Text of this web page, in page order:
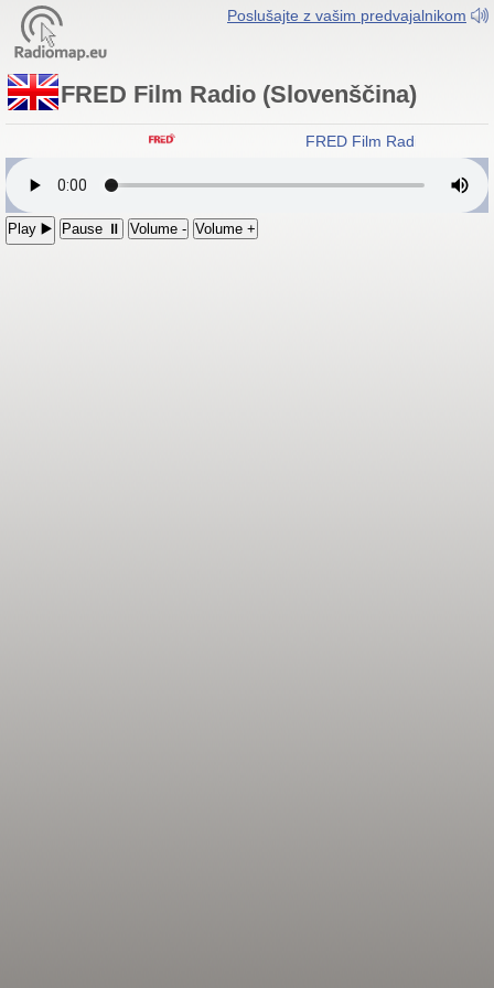
Poslušajte z vašim predvajalnikom
FRED Film Radio (Slovenščina)
FRED Film Radio
Play ▶️ Pause ⏸ Volume - Volume +